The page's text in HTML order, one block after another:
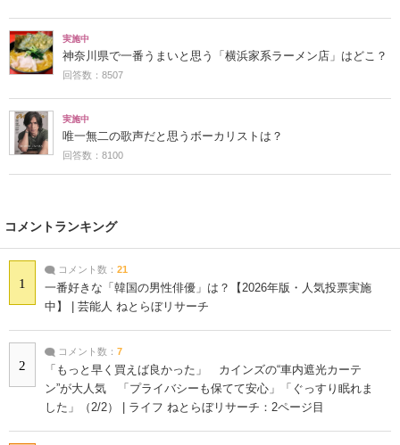
実施中
神奈川県で一番うまいと思う「横浜家系ラーメン店」はどこ？
回答数：8507
実施中
唯一無二の歌声だと思うボーカリストは？
回答数：8100
コメントランキング
1
コメント数： 21
一番好きな「韓国の男性俳優」は？【2026年版・人気投票実施
中】 | 芸能人 ねとらぼリサーチ
2
コメント数： 7
「もっと早く買えば良かった」 カインズの“車内遮光カーテ
ン”が大人気 「プライバシーも保てて安心」「ぐっすり眠れま
した」（2/2） | ライフ ねとらぼリサーチ：2ページ目